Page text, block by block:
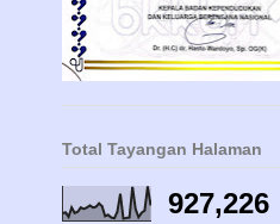
Total Tayangan Halaman
927,226